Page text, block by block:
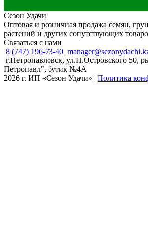
Сезон Удачи
Оптовая и розничная продажа семян,
растений и других сопутствующих
Связаться с нами
8 (747) 196-73-40
г.Петропавловск, ул.Н.Островского 50,
Петропавл", бутик №4A
2026 г. ИП «Сезон Удачи» | Политика